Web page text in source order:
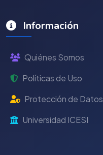
Información
Quiénes Somos
Políticas de Uso
Protección de Datos
Universidad ICESI